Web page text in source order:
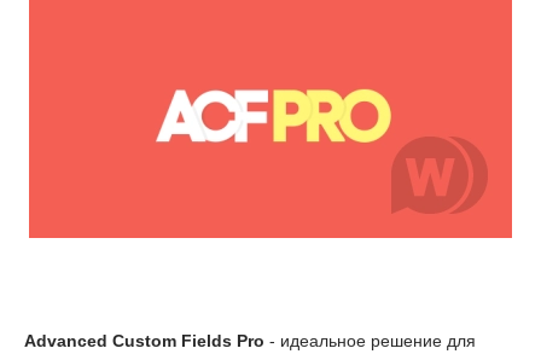
Advanced Custom Fields Pro - идеальное решение для